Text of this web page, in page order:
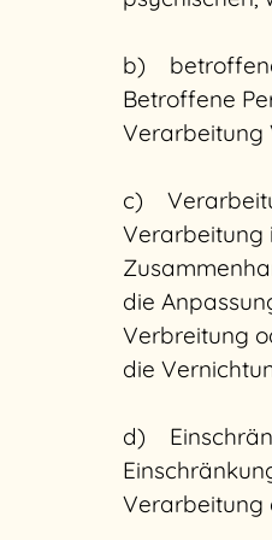
b)
Betroffene
Verarbeitung
c)
Verarbeitung
die
Verbreitung
die
d)
Verarbeitung